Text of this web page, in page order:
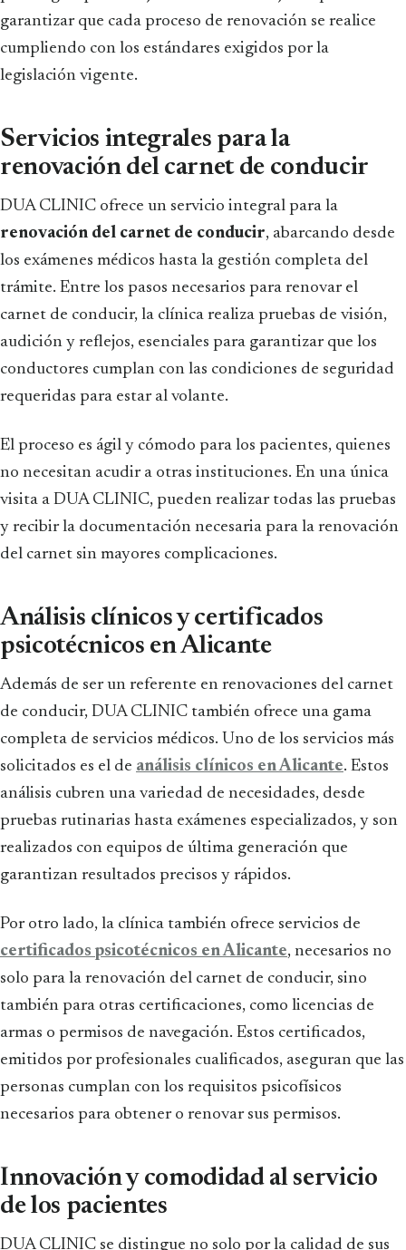
garantizar que cada proceso de renovación se realice
cumpliendo con los estándares exigidos por la
legislación vigente.
Servicios integrales para la
renovación del carnet de conducir
DUA CLINIC ofrece un servicio integral para la
renovación del carnet de conducir, abarcando desde
los exámenes médicos hasta la gestión completa del
trámite. Entre los pasos necesarios para renovar el
carnet de conducir, la clínica realiza pruebas de visión,
audición y reflejos, esenciales para garantizar que los
conductores cumplan con las condiciones de seguridad
requeridas para estar al volante.
El proceso es ágil y cómodo para los pacientes, quienes
no necesitan acudir a otras instituciones. En una única
visita a DUA CLINIC, pueden realizar todas las pruebas
y recibir la documentación necesaria para la renovación
del carnet sin mayores complicaciones.
Análisis clínicos y certificados
psicotécnicos en Alicante
Además de ser un referente en renovaciones del carnet
de conducir, DUA CLINIC también ofrece una gama
completa de servicios médicos. Uno de los servicios más
solicitados es el de análisis clínicos en Alicante. Estos
análisis cubren una variedad de necesidades, desde
pruebas rutinarias hasta exámenes especializados, y son
realizados con equipos de última generación que
garantizan resultados precisos y rápidos.
Por otro lado, la clínica también ofrece servicios de
certificados psicotécnicos en Alicante, necesarios no
solo para la renovación del carnet de conducir, sino
también para otras certificaciones, como licencias de
armas o permisos de navegación. Estos certificados,
emitidos por profesionales cualificados, aseguran que las
personas cumplan con los requisitos psicofísicos
necesarios para obtener o renovar sus permisos.
Innovación y comodidad al servicio
de los pacientes
DUA CLINIC se distingue no solo por la calidad de sus